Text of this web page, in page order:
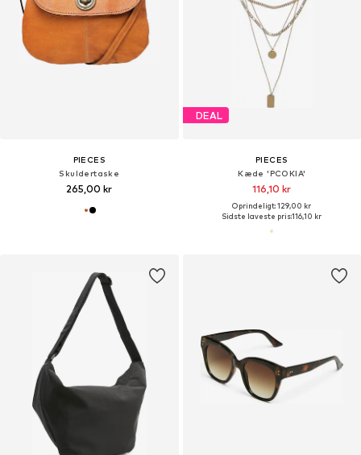
PIECES
Skuldertaske
265,00 kr
DEAL
PIECES
Kæde 'PCOKIA'
116,10 kr
Oprindeligt: 129,00 kr
Sidste laveste pris:116,10 kr